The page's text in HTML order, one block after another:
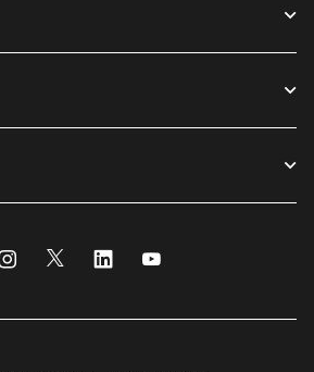
Instagram
Twitter LinkedIn